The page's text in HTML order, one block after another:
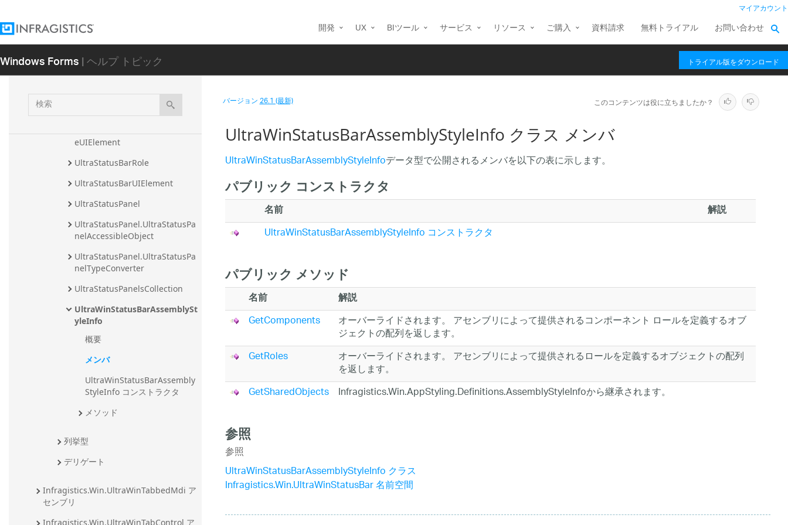
マイアカウント
開発 UX BIツール サービス リソース ご購入 資料請求 無料トライアル お問い合わせ
Windows Forms| ヘルプ トピック トライアル版をダウンロード
検
索
TimerManager
UIElementMargins
UIElementMargins.UIElementM
eUIElement
UltraStatusBarRole
UltraStatusBarUIElement
UltraStatusPanel
UltraStatusPanel.UltraStatusPa
nelAccessibleObject
UltraStatusPanel.UltraStatusPa
nelTypeConverter
UltraStatusPanelsCollection
UltraWinStatusBarAssemblySt
yleInfo
概要
メンバ
UltraWinStatusBarAssembly
StyleInfo コンストラクタ
メソッド
列挙型
デリゲート
Infragistics.Win.UltraWinTabbedMdi ア
センブリ
Infragistics.Win.UltraWinTabControl ア
バージョン26.1 (最新) このコンテンツは役に立ちましたか？
UltraWinStatusBarAssemblyStyleInfo クラス メンバ
UltraWinStatusBarAssemblyStyleInfoデータ型で公開されるメンバを以下の表に示します。
パブリック コンストラクタ
名前 解説
UltraWinStatusBarAssemblyStyleInfo コンストラクタ
パブリック メソッド
名前 解説
GetComponents オーバーライドされます。 アセンブリによって提供されるコンポーネント ロールを定義するオブ
ジェクトの配列を返します。
GetRoles
オーバーライドされます。 アセンブリによって提供されるロールを定義するオブジェクトの配列
を返します。
GetSharedObjects Infragistics.Win.AppStyling.Definitions.AssemblyStyleInfoから継承されます。
参照
参照
UltraWinStatusBarAssemblyStyleInfo クラス
Infragistics.Win.UltraWinStatusBar 名前空間